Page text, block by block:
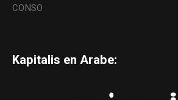
CONSO
Kapitalis en Arabe: